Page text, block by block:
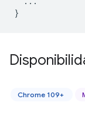
}
Chrome 109+